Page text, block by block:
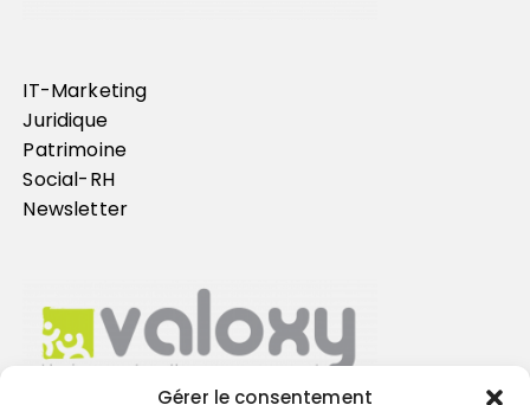
Gérer le consentement
IT-Marketing
Juridique
Patrimoine
Social-RH
Newsletter